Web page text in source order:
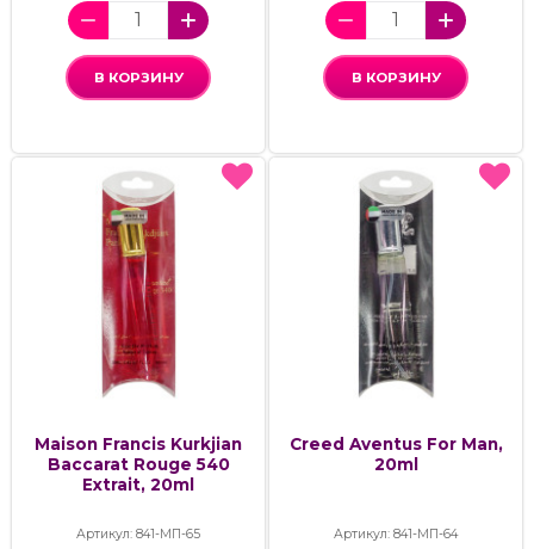
В КОРЗИНУ В КОРЗИНУ
Maison Francis Kurkjian
Baccarat Rouge 540
Extrait, 20ml
Артикул: 841-МП-65
Creed Aventus For Man,
20ml
Артикул: 841-МП-64